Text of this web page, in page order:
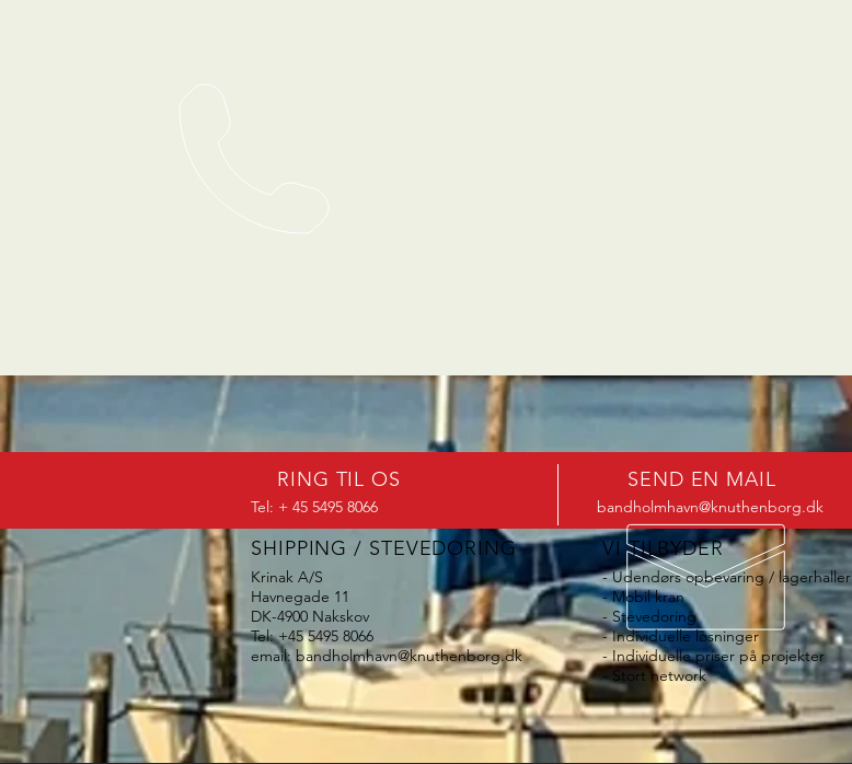
RING TIL OS
Tel: + 45 5495 8066
SEND EN MAIL
bandholmhavn@knuthenborg.dk
SHIPPING / STEVEDORING
Krinak A/S
Havnegade 11
DK-4900 Nakskov
Tel: +45 5495 8066
email:bandholmhavn@knuthenborg.dk
VI TILBYDER
- Udendørs opbevaring / lagerhaller
- Mobil kran
- Stevedoring
- Individuelle løsninger
- Individuelle priser på projekter
- Stort network